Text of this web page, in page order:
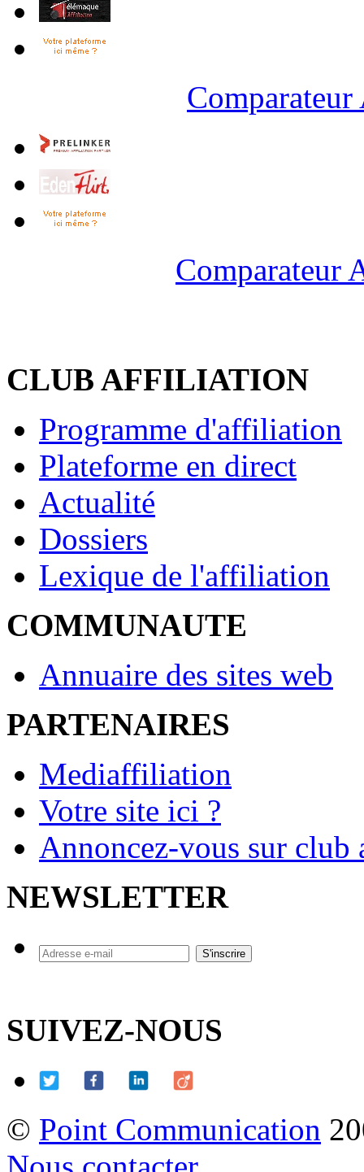
Comparateur
CLUB AFFILIATION
Programme d'affiliation
Plateforme en direct
Actualité
Dossiers
Lexique de l'affiliation
COMMUNAUTE
Annuaire des sites web
PARTENAIRES
Mediaffiliation
Votre site ici ?
Annoncez-vous sur
NEWSLETTER
SUIVEZ-NOUS
© Point Communication